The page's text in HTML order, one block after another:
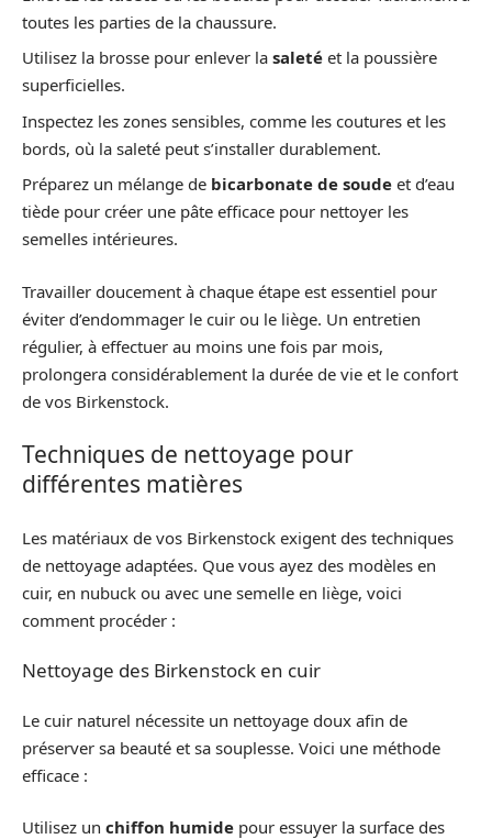
toutes les parties de la chaussure.
Utilisez la brosse pour enlever la saleté et la poussière
superficielles.
Inspectez les zones sensibles, comme les coutures et les
bords, où la saleté peut s’installer durablement.
Préparez un mélange de bicarbonate de soude et d’eau
tiède pour créer une pâte efficace pour nettoyer les
semelles intérieures.
Travailler doucement à chaque étape est essentiel pour
éviter d’endommager le cuir ou le liège. Un entretien
régulier, à effectuer au moins une fois par mois,
prolongera considérablement la durée de vie et le confort
de vos Birkenstock.
Techniques de nettoyage pour
différentes matières
Les matériaux de vos Birkenstock exigent des techniques
de nettoyage adaptées. Que vous ayez des modèles en
cuir, en nubuck ou avec une semelle en liège, voici
comment procéder :
Nettoyage des Birkenstock en cuir
Le cuir naturel nécessite un nettoyage doux afin de
préserver sa beauté et sa souplesse. Voici une méthode
efficace :
Utilisez un chiffon humide pour essuyer la surface des